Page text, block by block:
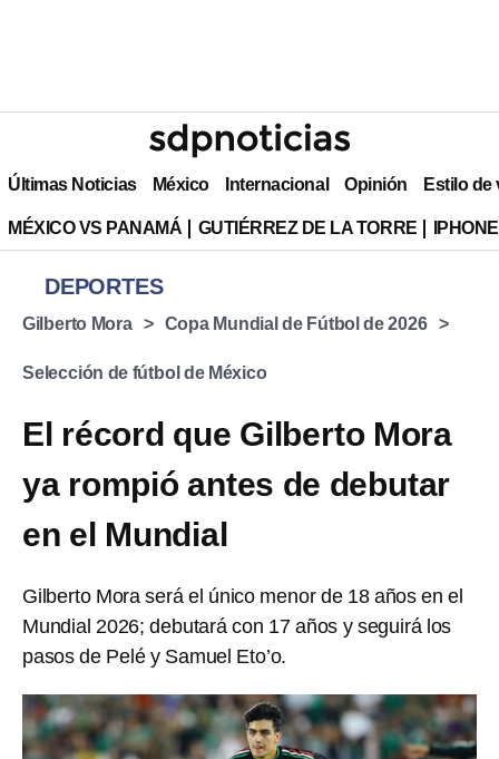
Últimas Noticias México Internacional Opinión Estilo de
MÉXICO VS PANAMÁ GUTIÉRREZ DE LA TORRE
DEPORTES
⁠Gilberto Mora Copa Mundial de Fútbol de 2026
Selección de fútbol de México
El récord que Gilberto Mora
ya rompió antes de debutar
en el Mundial
Gilberto Mora será el único menor de 18 años en el
Mundial 2026; debutará con 17 años y seguirá los
pasos de Pelé y Samuel Eto’o.